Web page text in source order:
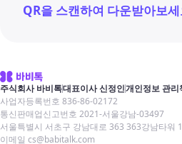
QR을 스캔하여 다운받아보세
주식회사 바비톡대표이사 신정인개인정보 관리
사업자등록번호 836-86-02172
통신판매업신고번호 2021-서울강남-03497
서울특별시 서초구 강남대로 363 363강남타워
이메일 cs@babitalk.com